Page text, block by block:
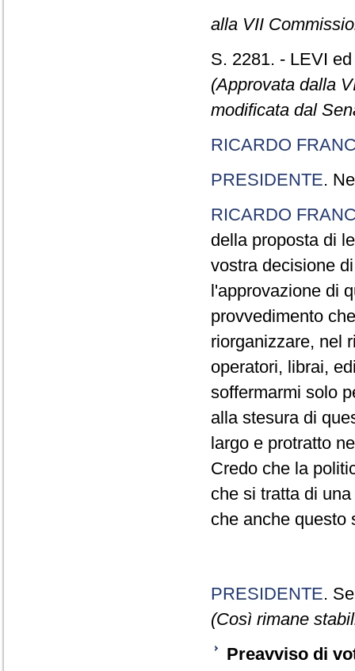
alla VII
S. 2281. - LEVI
(Approvata dalla
modificata dal
RICARDO
PRESIDENTE.
RICARDO
della proposta di
vostra decisione
l'approvazione di
provvedimento
riorganizzare, nel
operatori, librai,
soffermarmi solo
alla stesura di
largo e protratto
Credo che la
che si tratta di
che anche questo
PRESIDENTE.
(Così rimane
Preavviso di